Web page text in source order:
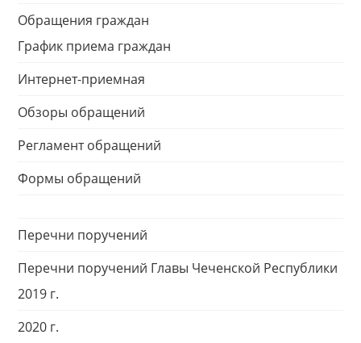
Обращения граждан
График приема граждан
Интернет-приемная
Обзоры обращений
Регламент обращений
Формы обращений
Перечни поручений
Перечни поручений Главы Чеченской Республики
2019 г.
2020 г.